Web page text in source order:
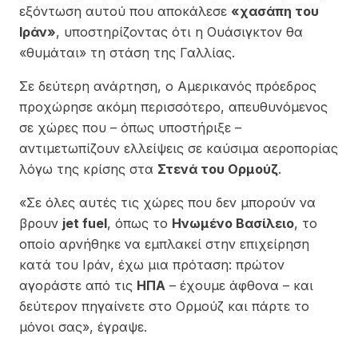
εξόντωση αυτού που αποκάλεσε «χασάπη του
Ιράν», υποστηρίζοντας ότι η Ουάσιγκτον θα
«θυμάται» τη στάση της Γαλλίας.
Σε δεύτερη ανάρτηση, ο Αμερικανός πρόεδρος
προχώρησε ακόμη περισσότερο, απευθυνόμενος
σε χώρες που – όπως υποστήριξε –
αντιμετωπίζουν ελλείψεις σε καύσιμα αεροπορίας
λόγω της κρίσης στα Στενά του Ορμούζ.
«Σε όλες αυτές τις χώρες που δεν μπορούν να
βρουν jet fuel, όπως το Ηνωμένο Βασίλειο, το
οποίο αρνήθηκε να εμπλακεί στην επιχείρηση
κατά του Ιράν, έχω μια πρόταση: πρώτον
αγοράστε από τις ΗΠΑ – έχουμε άφθονα – και
δεύτερον πηγαίνετε στο Ορμούζ και πάρτε το
μόνοι σας», έγραψε.